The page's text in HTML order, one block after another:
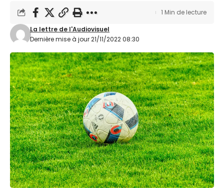
Dernière mise à jour 21/11/2022 08:30
La lettre de l'Audiovisuel
1 Min de lecture